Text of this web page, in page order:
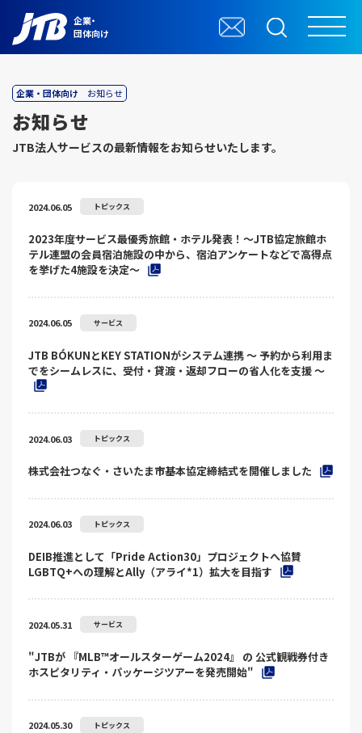
企業・
団体向け
企業・団体向け お知らせ
お知らせ
JTB法⼈サービスの最新情報をお知らせいたします。
2024.06.05 トピックス
2023年度サービス最優秀旅館・ホテル発表！～JTB協定旅館ホ
テル連盟の会員宿泊施設の中から、宿泊アンケートなどで高得点
を挙げた4施設を決定～
2024.06.05 サービス
JTB BÓKUNとKEY STATIONがシステム連携 ～ 予約から利用ま
でをシームレスに、受付・貸渡・返却フローの省人化を支援 ～
2024.06.03 トピックス
株式会社つなぐ・さいたま市基本協定締結式を開催しました
2024.06.03 トピックス
DEIB推進として「Pride Action30」プロジェクトへ協賛
LGBTQ+への理解とAlly（アライ*1）拡大を目指す
2024.05.31 サービス
"JTBが 『MLB™オールスターゲーム2024』 の 公式観戦券付き
ホスピタリティ・パッケージツアーを発売開始"
2024.05.30 トピックス